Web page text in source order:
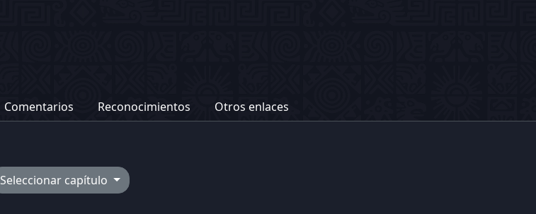
Comentarios Reconocimientos Otros enlaces
Seleccionar capítulo